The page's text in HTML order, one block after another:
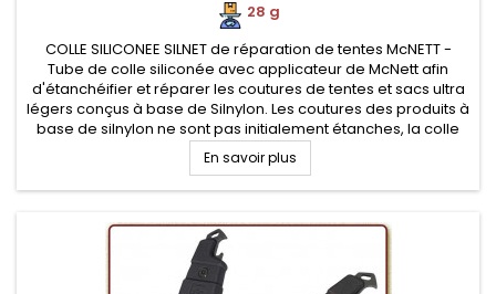
28 g
COLLE SILICONEE SILNET de réparation de tentes McNETT -
Tube de colle siliconée avec applicateur de McNett afin
d'étanchéifier et réparer les coutures de tentes et sacs ultra
légers conçus à base de Silnylon. Les coutures des produits à
base de silnylon ne sont pas initialement étanches, la colle
Silnet permet l'étanchéité de votre équipement de
randonnée...
En savoir plus